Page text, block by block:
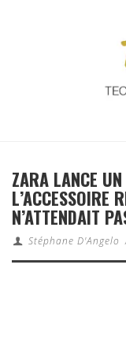
ZARA LANCE
L’ACCESSOIRE
N’ATTENDAIT
Stéphane D'Angelo